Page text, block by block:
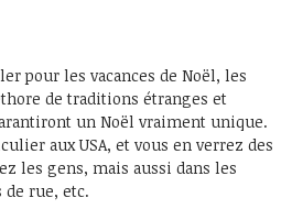
pour les vacances de Noël, les
de traditions étranges et
un Noël vraiment unique.
aux USA, et vous en verrez des
les gens, mais aussi dans les
de rue, etc.